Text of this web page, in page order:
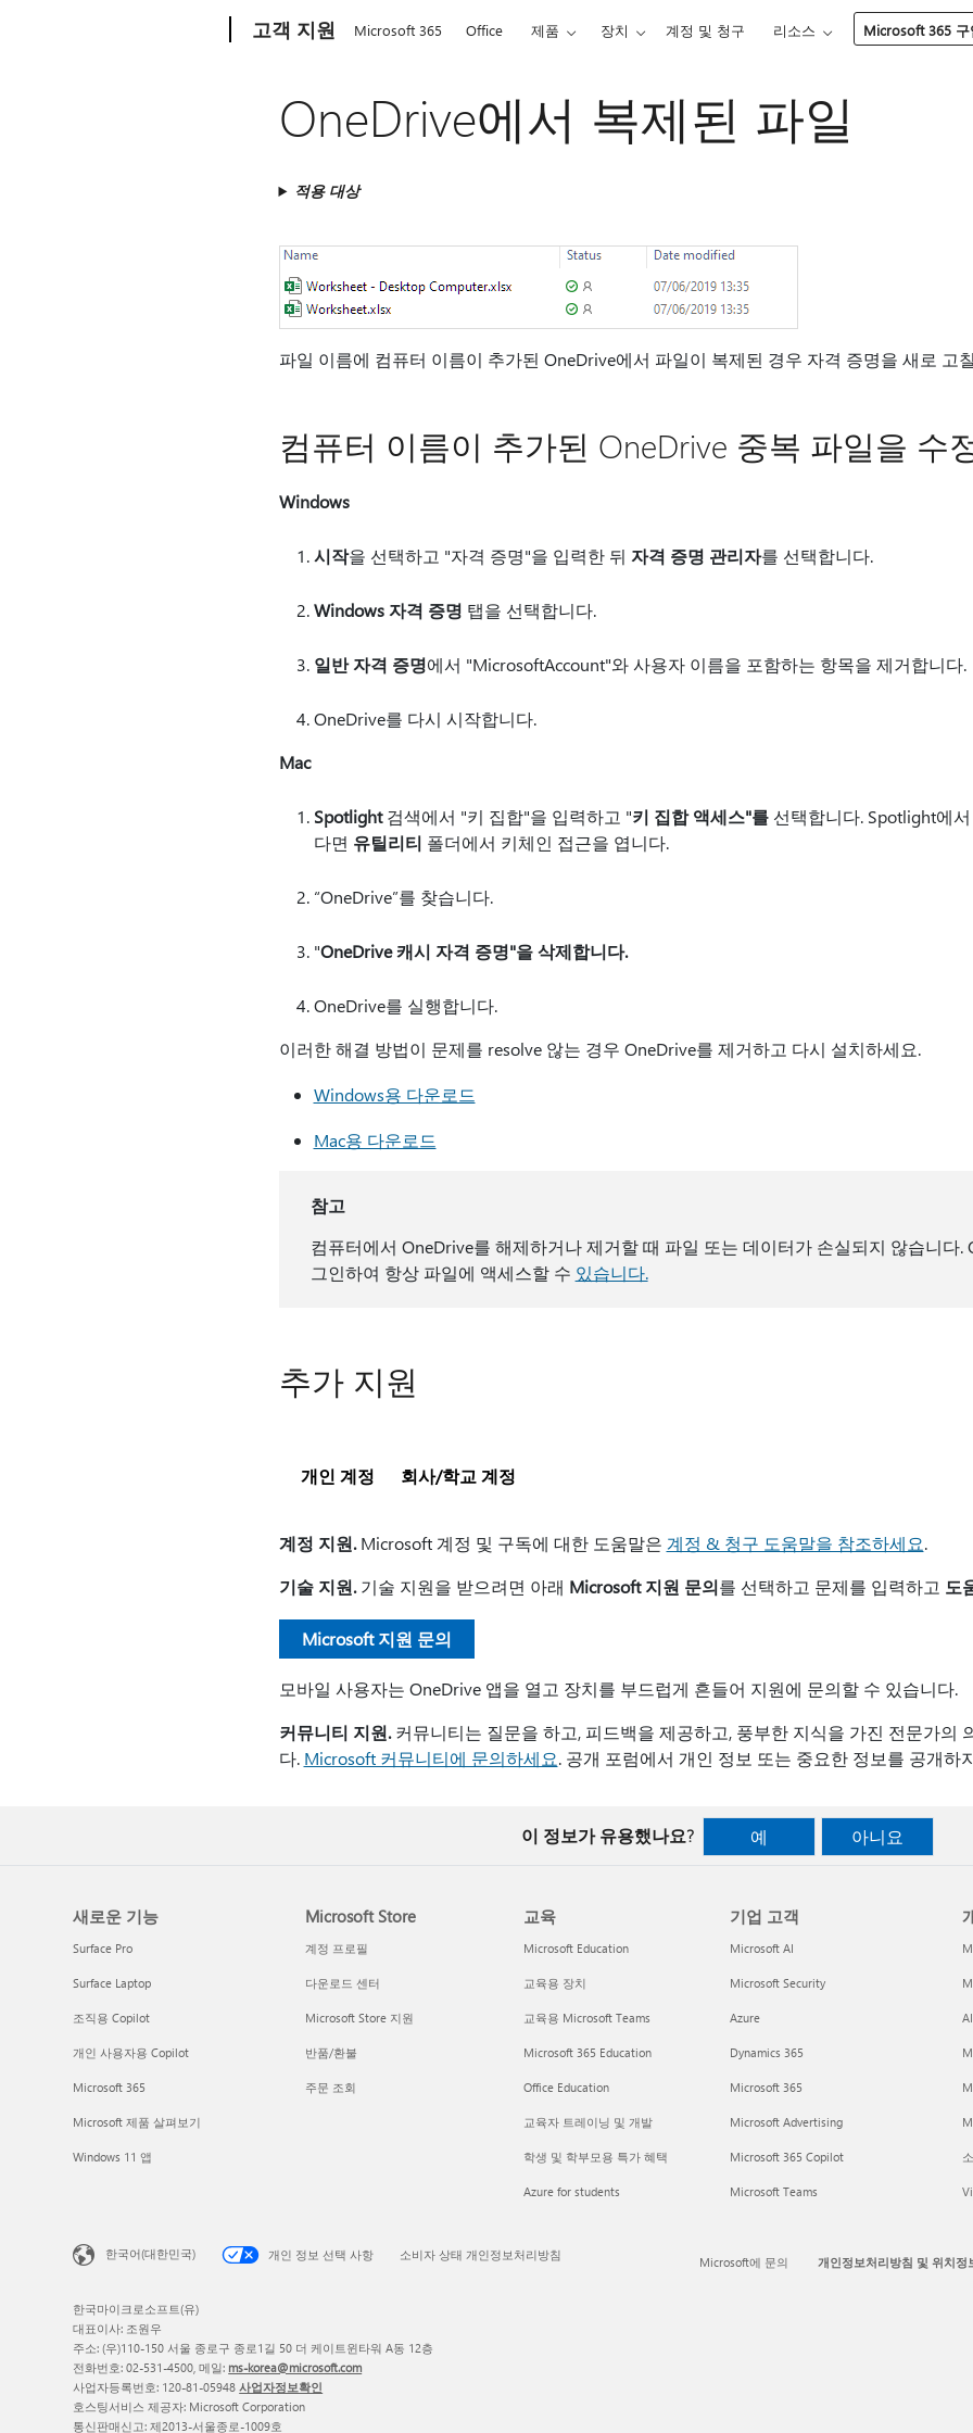
고객 지원 Microsoft 365 Office 제품 장치 계정 및 청구 리소스 Microsoft 365 구
OneDrive에서 복제된 파일
적용 대상
파일 이름에 컴퓨터 이름이 추가된 OneDrive에서 파일이 복제된 경우 자격 증명을 새로 고
컴퓨터 이름이 추가된 OneDrive 중복 파일을 수
Windows
시작을 선택하고 "자격 증명"을 입력한 뒤 자격 증명 관리자를 선택합니다.
Windows 자격 증명 탭을 선택합니다.
일반 자격 증명에서 "MicrosoftAccount"와 사용자 이름을 포함하는 항목을 제거합니다.
OneDrive를 다시 시작합니다.
Mac
Spotlight검색에서 "키 집합"을 입력하고 "키 집합 액세스"를선택합니다. Spotlight에
다면 유틸리티 폴더에서 키체인 접근을 엽니다.
“OneDrive”를 찾습니다.
"OneDrive 캐시 자격 증명"을 삭제합니다.
OneDrive를 실행합니다.
이러한 해결 방법이 문제를 resolve 않는 경우 OneDrive를 제거하고 다시 설치하세요.
Windows용 다운로드
Mac용 다운로드
참고
컴퓨터에서 OneDrive를 해제하거나 제거할 때 파일 또는 데이터가 손실되지 않습니다.
그인하여 항상 파일에 액세스할 수 있습니다.
추가 지원
개인 계정 회사/학교 계정
계정 지원.Microsoft 계정 및 구독에 대한 도움말은 계정 & 청구 도움말을 참조하세요.
기술 지원.기술 지원을 받으려면 아래 Microsoft 지원 문의를 선택하고 문제를 입력하고 도
Microsoft 지원 문의
모바일 사용자는 OneDrive 앱을 열고 장치를 부드럽게 흔들어 지원에 문의할 수 있습니다.
커뮤니티 지원.커뮤니티는 질문을 하고, 피드백을 제공하고, 풍부한 지식을 가진 전문가의
다. Microsoft 커뮤니티에 문의하세요. 공개 포럼에서 개인 정보 또는 중요한 정보를 공개하
이 정보가 유용했나요? 예 아니요
새로운 기능
Surface Pro
Surface Laptop
조직용 Copilot
개인 사용자용 Copilot
Microsoft 365
Microsoft 제품 살펴보기
Windows 11 앱
Microsoft Store
계정 프로필
다운로드 센터
Microsoft Store 지원
반품/환불
주문 조회
교육
Microsoft Education
교육용 장치
교육용 Microsoft Teams
Microsoft 365 Education
Office Education
교육자 트레이닝 및 개발
학생 및 학부모용 특가 혜택
Azure for students
기업 고객
Microsoft AI
Microsoft Security
Azure
Dynamics 365
Microsoft 365
Microsoft Advertising
Microsoft 365 Copilot
Microsoft Teams
한국어(대한민국) 개인 정보 선택 사항 소비자 상태 개인정보처리방침 Microsoft에 문의 개인정보처리방침 및 위치정
한국마이크로소프트(유)
대표이사: 조원우
주소: (우)110-150 서울 종로구 종로1길 50 더 케이트윈타워 A동 12층
전화번호: 02-531-4500, 메일: ms-korea@microsoft.com
사업자등록번호: 120-81-05948사업자정보확인
호스팅서비스 제공자: Microsoft Corporation
통신판매신고: 제2013-서울종로-1009호